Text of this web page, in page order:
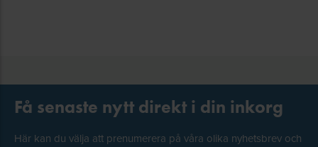
Få senaste nytt direkt i din inkorg
Här kan du välja att prenumerera på våra olika nyhetsbrev och